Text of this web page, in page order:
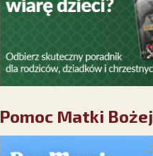
Pomoc Matki